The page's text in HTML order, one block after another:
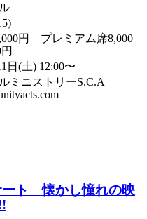
円 プレミアム席8,000
日(土) 12:00〜
ミニストリーS.C.A
ート 懐かし憧れの映